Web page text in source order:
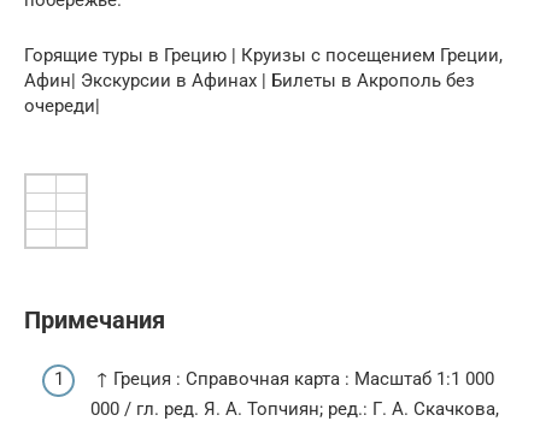
Горящие туры в Грецию | Круизы с посещением Греции,
Афин| Экскурсии в Афинах | Билеты в Акрополь без
очереди|
Примечания
↑ Греция : Справочная карта : Масштаб 1:1 000
000 / гл. ред. Я. А. Топчиян; ред.: Г. А. Скачкова,